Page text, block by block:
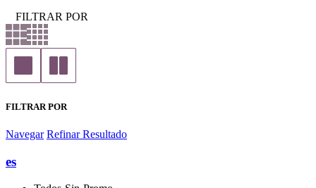
FILTRAR POR
FILTRAR POR
Navegar Refinar Resultado
es